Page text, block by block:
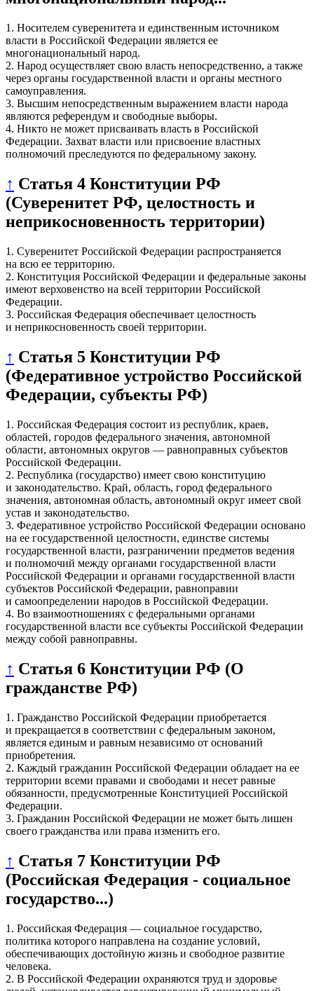
1. Носителем суверенитета и единственным источником
власти в Российской Федерации является ее
многонациональный народ.
2. Народ осуществляет свою власть непосредственно, а также
через органы государственной власти и органы местного
самоуправления.
3. Высшим непосредственным выражением власти народа
являются референдум и свободные выборы.
4. Никто не может присваивать власть в Российской
Федерации. Захват власти или присвоение властных
полномочий преследуются по федеральному закону.
↑ Статья 4 Конституции РФ
(Суверенитет РФ, целостность и
неприкосновенность территории)
1. Суверенитет Российской Федерации распространяется
на всю ее территорию.
2. Конституция Российской Федерации и федеральные законы
имеют верховенство на всей территории Российской
Федерации.
3. Российская Федерация обеспечивает целостность
и неприкосновенность своей территории.
↑ Статья 5 Конституции РФ
(Федеративное устройство Российской
Федерации, субъекты РФ)
1. Российская Федерация состоит из республик, краев,
областей, городов федерального значения, автономной
области, автономных округов — равноправных субъектов
Российской Федерации.
2. Республика (государство) имеет свою конституцию
и законодательство. Край, область, город федерального
значения, автономная область, автономный округ имеет свой
устав и законодательство.
3. Федеративное устройство Российской Федерации основано
на ее государственной целостности, единстве системы
государственной власти, разграничении предметов ведения
и полномочий между органами государственной власти
Российской Федерации и органами государственной власти
субъектов Российской Федерации, равноправии
и самоопределении народов в Российской Федерации.
4. Во взаимоотношениях с федеральными органами
государственной власти все субъекты Российской Федерации
между собой равноправны.
↑ Статья 6 Конституции РФ (О
гражданстве РФ)
1. Гражданство Российской Федерации приобретается
и прекращается в соответствии с федеральным законом,
является единым и равным независимо от оснований
приобретения.
2. Каждый гражданин Российской Федерации обладает на ее
территории всеми правами и свободами и несет равные
обязанности, предусмотренные Конституцией Российской
Федерации.
3. Гражданин Российской Федерации не может быть лишен
своего гражданства или права изменить его.
↑ Статья 7 Конституции РФ
(Российская Федерация - социальное
государство...)
1. Российская Федерация — социальное государство,
политика которого направлена на создание условий,
обеспечивающих достойную жизнь и свободное развитие
человека.
2. В Российской Федерации охраняются труд и здоровье